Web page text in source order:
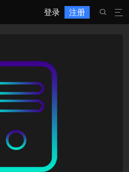
登录 注册 
